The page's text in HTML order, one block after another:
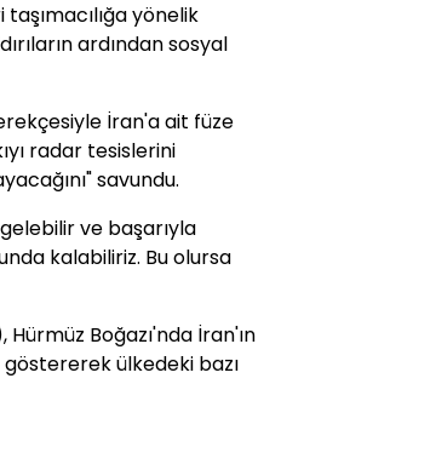
yönelik
ardından sosyal
İran'a ait füze
radar tesislerini
savundu.
ve başarıyla
kalabiliriz. Bu olursa
Boğazı'nda İran'ın
göstererek ülkedeki bazı